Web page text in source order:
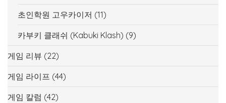
초인학원 고우카이저 (11)
카부키 클래쉬 (Kabuki Klash) (9)
게임 리뷰 (22)
게임 라이프 (44)
게임 칼럼 (42)